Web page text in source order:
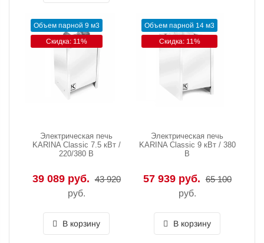
Объем парной 9 м3
Скидка: 11%
Электрическая печь
KARINA Classic 7.5 кВт /
220/380 В
39 089 руб. 43 920
руб.
В корзину
Объем парной 14 м3
Скидка: 11%
Электрическая печь
KARINA Classic 9 кВт / 380
В
57 939 руб. 65 100
руб.
В корзину